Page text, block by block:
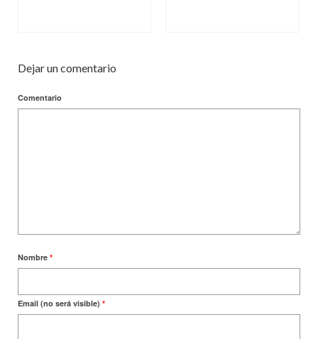
Dejar un comentario
Comentario
Nombre *
Email (no será visible) *